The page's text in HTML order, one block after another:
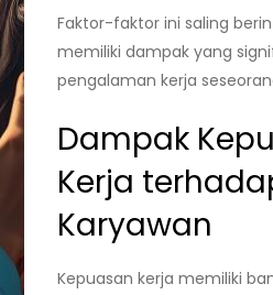
Faktor-faktor ini saling
memiliki dampak yang
pengalaman kerja
Dampak
Kerja
Karyawan
Kepuasan kerja memiliki